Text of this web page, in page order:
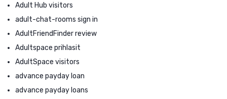
Adult Hub visitors
adult-chat-rooms sign in
AdultFriendFinder review
Adultspace prihlasit
AdultSpace visitors
advance payday loan
advance payday loans